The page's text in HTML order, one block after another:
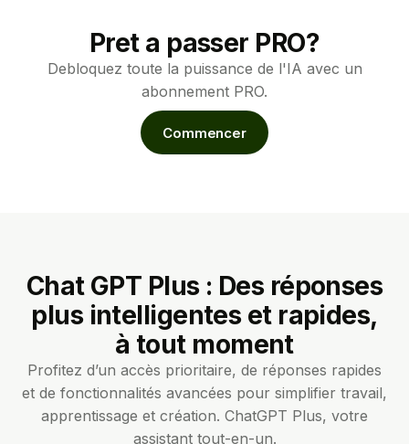
Pret a passer PRO?
Debloquez toute la puissance de l'IA avec un
abonnement PRO.
Commencer
Chat GPT Plus : Des réponses
plus intelligentes et rapides,
à tout moment
Profitez d’un accès prioritaire, de réponses rapides
et de fonctionnalités avancées pour simplifier travail,
apprentissage et création. ChatGPT Plus, votre
assistant tout-en-un.